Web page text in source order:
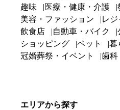
趣味
医療・健康・介護
美容・ファッション
レ
飲食店
自動車・バイク
ショッピング
ペット
暮
冠婚葬祭・イベント
歯科
エリアから探す